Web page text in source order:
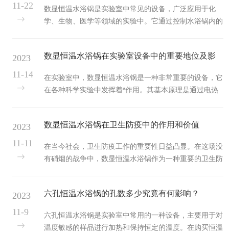
数显恒温水浴锅是实验室中常见的设备，广泛应用于化
学、生物、医学等领域的实验中。它通过控制水浴锅内的
要注意以下几个方面。首先，选择适当的水浴介质。水浴
包括水、油和硅胶等。在选择时，需要考虑实验的温度范
围、溶解性和热导率等因素。确保选择适合实验要求的水
制精度。数显恒温水浴锅通常具有较...
11-22
数显恒温水浴锅在实验室设备中的重要地位及影
在实验室中，数显恒温水浴锅是一种非常重要的设备，它
在各种科学实验中发挥着*作用。其基本原理是通过电热
足不同实验需求。数显恒温水浴锅在实验室设备中的重要
一个非常重要的因素。可以提供稳定的温度环境，确保实
验结果的准确性和可靠性。例如，生物实验、化学反应、
准确性。2、提高实验效率具有快...
2023
11-14
数显恒温水浴锅在卫生防疫中的作用和价值
在当今社会，卫生防疫工作的重要性日益凸显。在这场没
有硝烟的战争中，数显恒温水浴锅作为一种重要的卫生防
通过精密的温度传感器，设备能够实时监测液体的温度，
还具备温度设定、温度补偿等功能，为实验提供更为精确
的温度环境。在卫生防疫中的应用1.微生物培养与检测在
2023
11-11
六孔恒温水浴锅的孔数多少究竟有何影响？
六孔恒温水浴锅是实验室中常用的一种设备，主要用于对
温度敏感的样品进行加热和保持恒定的温度。在购买恒温
2023
11-9